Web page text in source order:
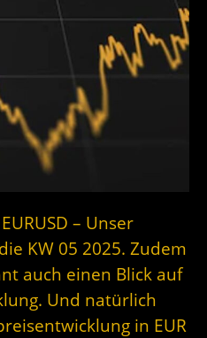
– Unser
KW 05 2025. Zudem
auch einen Blick auf
Und natürlich
in EUR